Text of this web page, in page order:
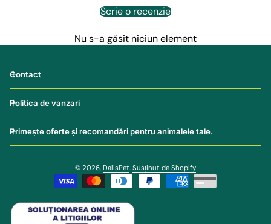
Scrie o recenzie
Nu s-a găsit niciun element
Contact
Politica de vanzari
Primește oferte și recomandări pentru animalele tale.
© 2026, DalisPet. Susținut de Shopify